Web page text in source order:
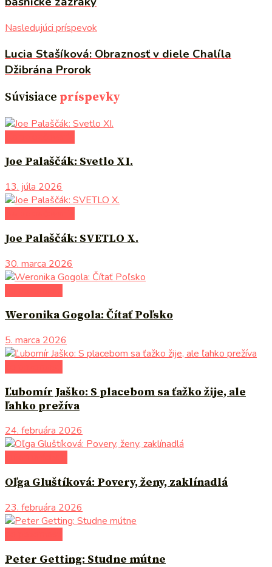
Nasledujúci príspevok
Lucia Stašíková: Obraznosť v diele Chalíla
Džibrána Prorok
Súvisiace príspevky
Joe Palaščák: Svetlo XI.
13. júla 2026
Joe Palaščák: SVETLO X.
30. marca 2026
Weronika Gogola: Čítať Poľsko
5. marca 2026
Ľubomír Jaško: S placebom sa ťažko žije, ale
ľahko prežíva
24. februára 2026
Oľga Gluštíková: Povery, ženy, zaklínadlá
23. februára 2026
Peter Getting: Studne mútne